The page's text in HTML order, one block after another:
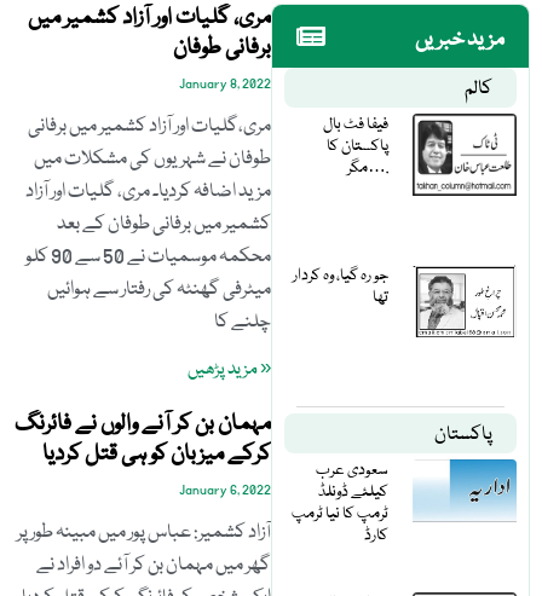
مزید خبریں
کالم
فیفا فٹ بال
پاکستان کا
مگر….
جو رہ گیا، وہ کردار
تھا
پاکستان
سعودی عرب
کیلئے ڈونلڈ
ٹرمپ کا نیا ٹرمپ
کارڈ
مری، گلیات اور آزاد کشمیر میں
برفانی طوفان
January 8, 2022
مری،گلیات اور آزاد کشمیر میں برفانی
طوفان نے شہریوں کی مشکلات میں
مزید اضافہ کردیا۔ مری، گلیات اور آزاد
کشمیر میں برفانی طوفان کے بعد
محکمہ موسمیات نے 50 سے 90 کلو
میٹرفی گھنٹہ کی رفتار سے ہوائیں
چلنے کا
« مزید پڑھیں
مہمان بن کر آنے والوں نے فائرنگ
کرکے میزبان کو ہی قتل کردیا
January 6, 2022
آزاد کشمیر: عباس پور میں مبینہ طور پر
گھر میں مہمان بن کر آئے دو افراد نے